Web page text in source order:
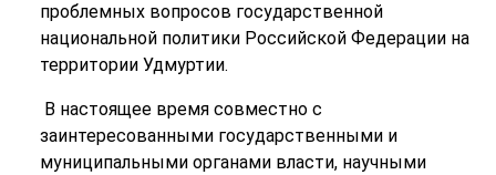
проблемных вопросов государственной
национальной политики Российской Федерации на
территории Удмуртии.
В настоящее время совместно с
заинтересованными государственными и
муниципальными органами власти, научными